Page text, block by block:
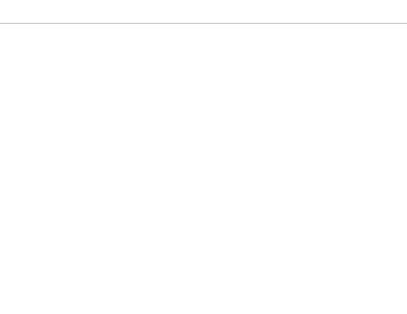
über das Mobilteil, die Basisstation oder per